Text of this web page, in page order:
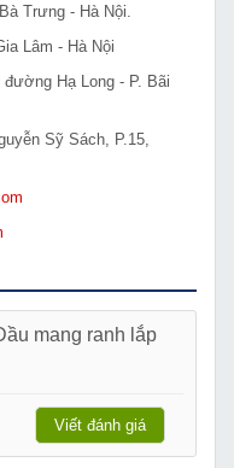
Trưng - Hà Nội.
Lâm - Hà Nội
Hạ Long - P. Bãi
Sỹ Sách, P.15,
mang ranh lắp
Viết đánh giá